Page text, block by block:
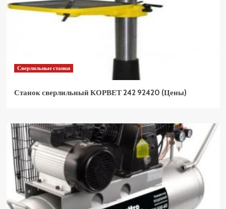
Сверлильные станки
Станок сверлильный КОРВЕТ 242 92420 (Цены)